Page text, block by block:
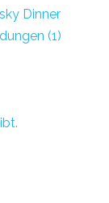
Dinner
(1)